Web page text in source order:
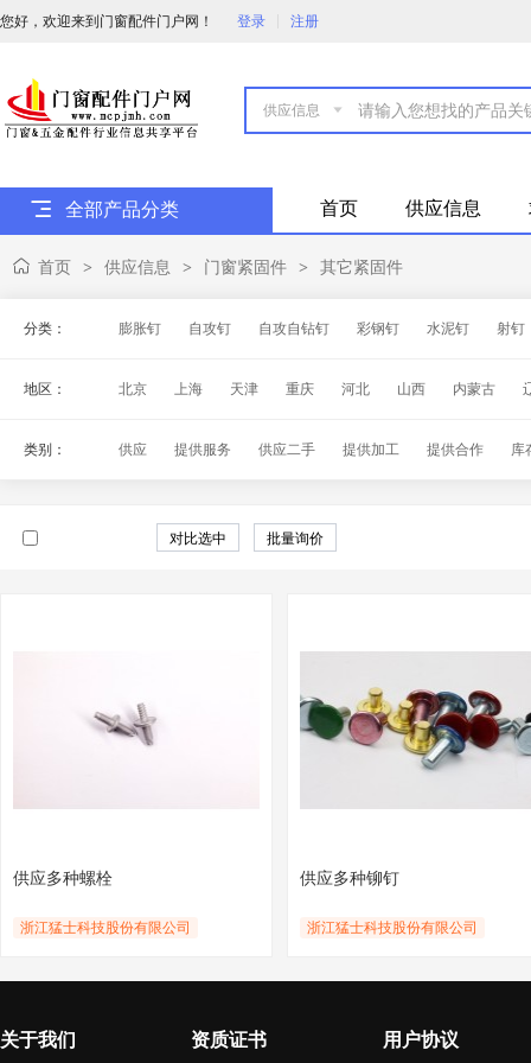
您好，欢迎来到门窗配件门户网！ 登录 注册

全部产品分类 首页 供应信息
首页 > 供应信息 > 门窗紧固件 > 其它紧固件
分类： 膨胀钉 自攻钉 自攻自钻钉 彩钢钉 水泥钉 射钉
地区： 北京 上海 天津 重庆 河北 山西 内蒙古
类别：
供应 提供服务 供应二手 提供加工 提供合作 库
供应多种螺栓
浙江猛士科技股份有限公司
供应多种铆钉
浙江猛士科技股份有限公司
关于我们 资质证书 用户协议